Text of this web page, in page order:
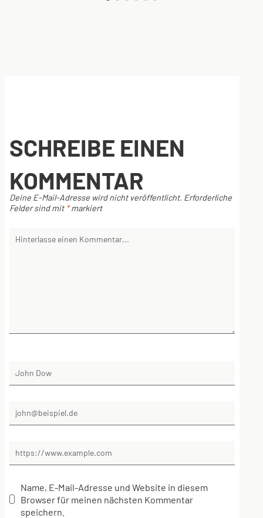
SCHREIBE EINEN
KOMMENTAR
Deine E-Mail-Adresse wird nicht veröffentlicht. Erforderliche
Felder sind mit *markiert
Name, E-Mail-Adresse und Website in diesem
Browser für meinen nächsten Kommentar
speichern.